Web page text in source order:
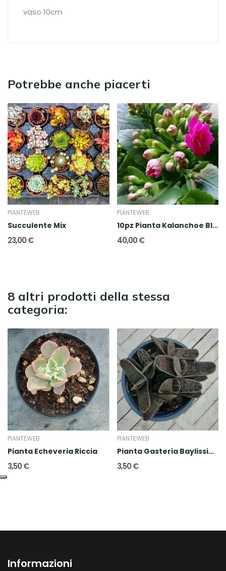
vaso 10cm
Potrebbe anche piacerti
PIANTEWEB
Succulente Mix
23,00 €
PIANTEWEB
10pz Pianta Kalanchoe Blossfeldiana
40,00 €
8 altri prodotti della stessa
categoria:
PIANTEWEB
Pianta Echeveria Riccia
3,50 €
PIANTEWEB
Pianta Gasteria Baylissiana
3,50 €
Informazioni